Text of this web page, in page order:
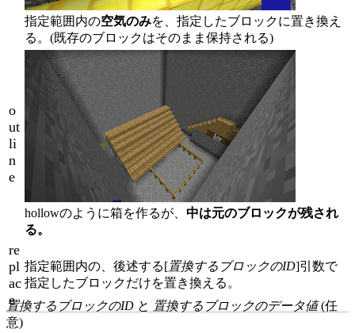
指定範囲内の空気のみを、指定したブロックに置き換え
る。(既存のブロックはそのまま保持される)
o
ut
li
n
e
hollowのように箱を作るが、 中は元のブロックが残され
る。
re
pl
ac
e
指定範囲内の、後述する[置換するブロックのID]引数で
指定したブロックだけを置き換える。
置換するブロックのID と 置換するブロックのデータ値(任
意)